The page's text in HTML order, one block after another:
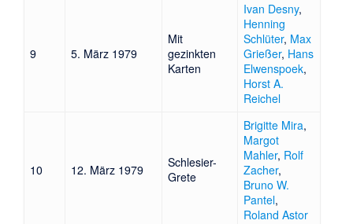
9 5. März 1979
Mit
gezinkten
Karten
Ivan Desny,
Henning
Schlüter, Max
Grießer, Hans
Elwenspoek,
Horst A.
Reichel
10 12. März 1979
Schlesier-
Grete
Brigitte Mira,
Margot
Mahler, Rolf
Zacher,
Bruno W.
Pantel,
Roland Astor